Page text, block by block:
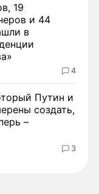
19
и 44
в
4
Путин и
создать,
–
3